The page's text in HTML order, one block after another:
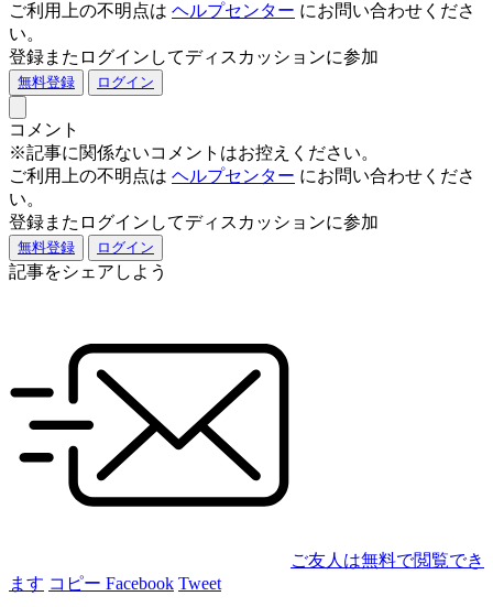
ご利用上の不明点は ヘルプセンター にお問い合わせくださ
い。
登録またログインしてディスカッションに参加
無料登録 ログイン
コメント
※記事に関係ないコメントはお控えください。
ご利用上の不明点は ヘルプセンター にお問い合わせくださ
い。
登録またログインしてディスカッションに参加
無料登録 ログイン
記事をシェアしよう
ご友人は無料で閲覧でき
ます コピー Facebook Tweet